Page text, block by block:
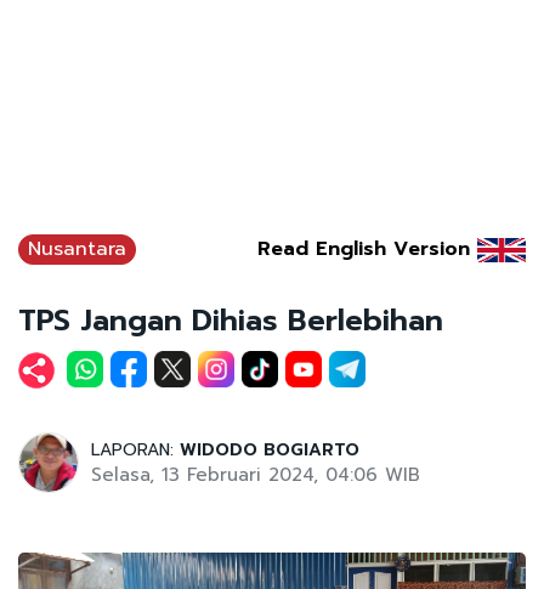
Nusantara Read English Version
TPS Jangan Dihias Berlebihan
LAPORAN: WIDODO BOGIARTO
Selasa, 13 Februari 2024, 04:06 WIB